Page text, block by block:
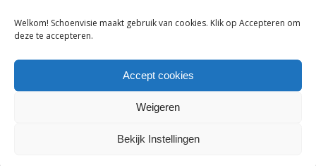
Welkom! Schoenvisie maakt gebruik van cookies. Klik op Accepteren om
deze te accepteren.
Accept cookies
Weigeren
Bekijk Instellingen
DIT WORDEN DE KLEUREN
VOOR WINTER 2023-2024 (EN
ZO COMBINEER JE ZE)